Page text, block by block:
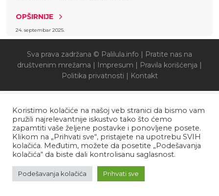
OPŠIRNIJE
24. septembar 2025.
Sva prava zadržana © Palilula.info | Pratite nas na
društvenim mrežama | Impresum | Pravila korišćenja |
Politika privatnosti | Kontakt
Koristimo kolačiće na našoj veb stranici da bismo vam
pružili najrelevantnije iskustvo tako što ćemo
zapamtiti vaše željene postavke i ponovljene posete.
Klikom na „Prihvati sve“, pristajete na upotrebu SVIH
kolačića. Međutim, možete da posetite „Podešavanja
kolačića“ da biste dali kontrolisanu saglasnost.
Podešavanja kolačića Prihvati sve